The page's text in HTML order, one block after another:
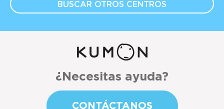
BUSCAR OTROS CENTROS
¿Necesitas ayuda?
CONTÁCTANOS